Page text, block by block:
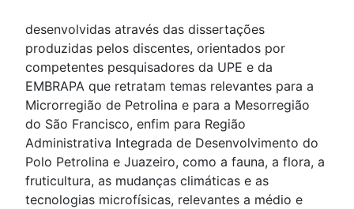
desenvolvidas através das dissertações
produzidas pelos discentes, orientados por
competentes pesquisadores da UPE e da
EMBRAPA que retratam temas relevantes para a
Microrregião de Petrolina e para a Mesorregião
do São Francisco, enfim para Região
Administrativa Integrada de Desenvolvimento do
Polo Petrolina e Juazeiro, como a fauna, a flora, a
fruticultura, as mudanças climáticas e as
tecnologias microfísicas, relevantes a médio e